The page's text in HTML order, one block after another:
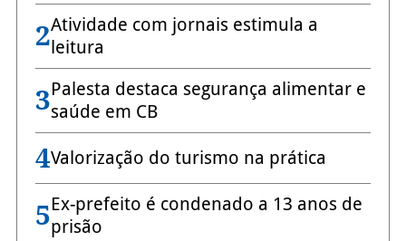
2Atividade com jornais estimula a
leitura
3Palesta destaca segurança alimentar e
saúde em CB
4Valorização do turismo na prática
5Ex-prefeito é condenado a 13 anos de
prisão